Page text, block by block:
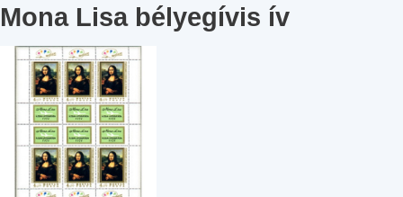
Mona Lisa bélyegívis ív